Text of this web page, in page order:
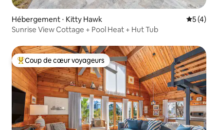
Hébergement ⋅ Kitty Hawk
5 (4)
Sunrise View Cottage + Pool Heat + Hut Tub
Coups de cœur voyageurs les plus appréciés
Coup de cœur voyageurs